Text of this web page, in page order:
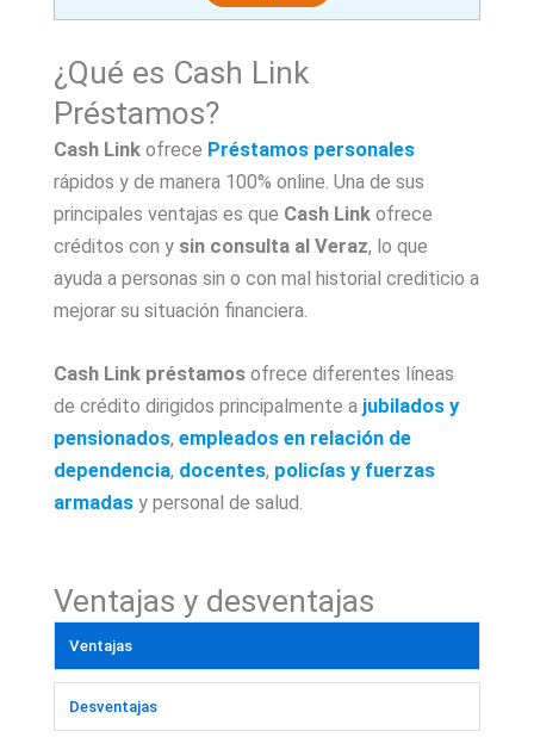
¿Qué es Cash Link
Préstamos?
Cash Link ofrece Préstamos personales
rápidos y de manera 100% online. Una de sus
principales ventajas es que Cash Linkofrece
créditos con y sin consulta al Veraz, lo que
ayuda a personas sin o con mal historial crediticio a
mejorar su situación financiera.
Cash Link préstamosofrece diferentes líneas
de crédito dirigidos principalmente a jubilados y
pensionados,empleados en relación de
dependencia, docentes, policías y fuerzas
armadas y personal de salud.
Ventajas y desventajas
Ventajas
Desventajas